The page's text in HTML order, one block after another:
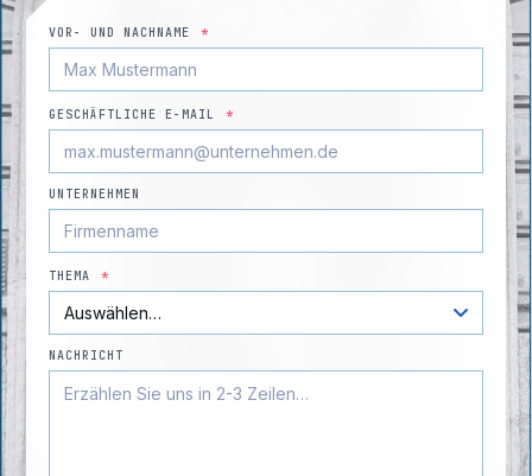
VOR- UND NACHNAME *
GESCHÄFTLICHE E-MAIL *
UNTERNEHMEN
THEMA *
NACHRICHT